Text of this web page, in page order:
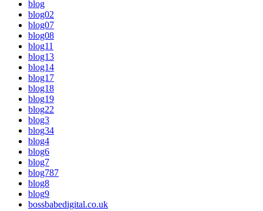
blog
blog02
blog07
blog08
blog11
blog13
blog14
blog17
blog18
blog19
blog22
blog3
blog34
blog4
blog6
blog7
blog787
blog8
blog9
bossbabedigital.co.uk